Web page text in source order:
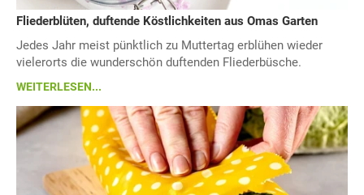
Fliederblüten, duftende Köstlichkeiten aus Omas Garten
Jedes Jahr meist pünktlich zu Muttertag erblühen wieder
vielerorts die wunderschön duftenden Fliederbüsche.
WEITERLESEN...